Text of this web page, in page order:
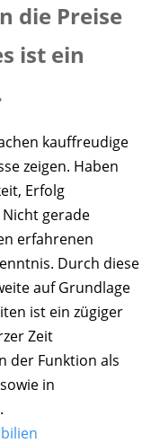
die Preise
ist ein
kauffreudige
zeigen. Haben
Erfolg
gerade
erfahrenen
Durch diese
auf Grundlage
ist ein zügiger
Zeit
der Funktion als
in